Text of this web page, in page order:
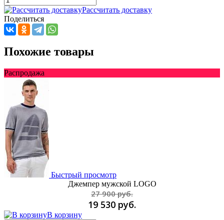
Рассчитать доставку
Поделиться
Похожие товары
Распродажа
Быстрый просмотр
Джемпер мужской LOGO
27 900 руб.
19 530 руб.
В корзину